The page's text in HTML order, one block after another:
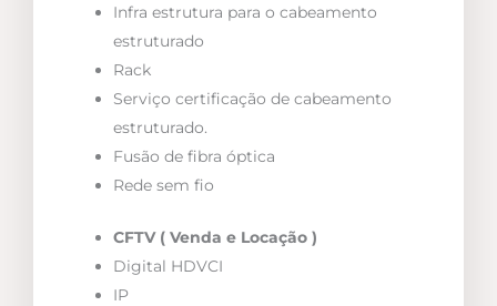
Infra estrutura para o cabeamento
estruturado
Rack
Serviço certificação de cabeamento
estruturado.
Fusão de fibra óptica
Rede sem fio
CFTV ( Venda e Locação )
Digital HDVCI
IP